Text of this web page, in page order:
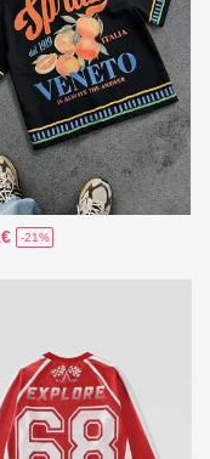
-21%